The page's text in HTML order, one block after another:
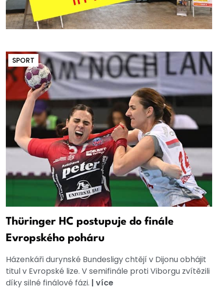
SPORT
Thüringer HC postupuje do finále
Evropského poháru
Házenkáři durynské Bundesligy chtějí v Dijonu obhájit
titul v Evropské lize. V semifinále proti Viborgu zvítězili
díky silné finálové fázi. | více